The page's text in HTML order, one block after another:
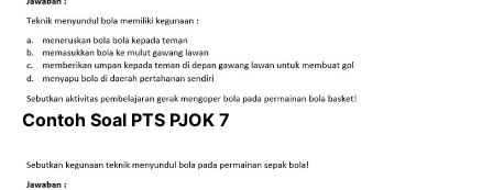
Contoh Soal PTS PJOK 7